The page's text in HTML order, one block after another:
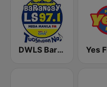
DWLS Barangay LS 97.1 FM